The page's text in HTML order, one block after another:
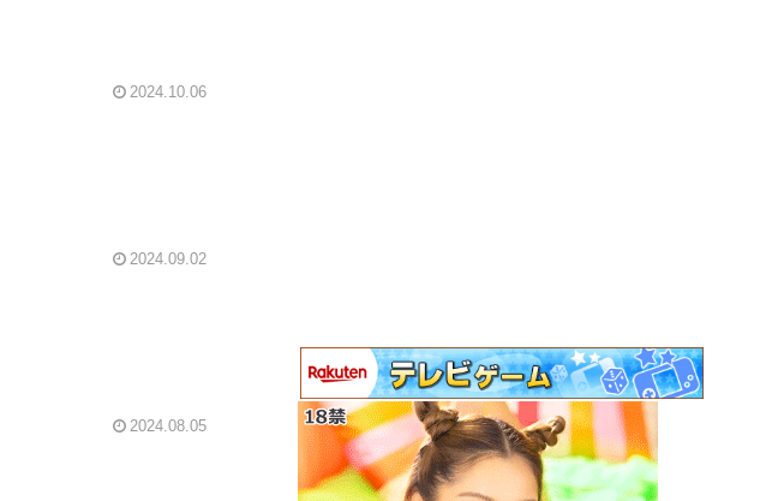
2024.10.06
2024.09.02
2024.08.05